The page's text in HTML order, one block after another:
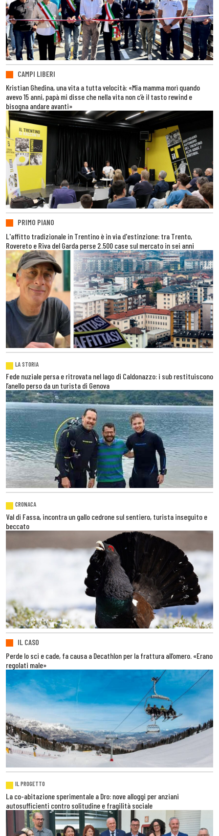
CAMPI LIBERI
Kristian Ghedina, una vita a tutta velocità: «Mia mamma morì quando
avevo 15 anni, papà mi disse che nella vita non c’è il tasto rewind e
bisogna andare avanti»
PRIMO PIANO
L'affitto tradizionale in Trentino è in via d'estinzione: tra Trento,
Rovereto e Riva del Garda perse 2.500 case sul mercato in sei anni
LA STORIA
Fede nuziale persa e ritrovata nel lago di Caldonazzo: i sub restituiscono
l’anello perso da un turista di Genova
CRONACA
Val di Fassa, incontra un gallo cedrone sul sentiero, turista inseguito e
beccato
IL CASO
Perde lo sci e cade, fa causa a Decathlon per la frattura all’omero. «Erano
regolati male»
IL PROGETTO
La co-abitazione sperimentale a Dro: nove alloggi per anziani
autosufficienti contro solitudine e fragilità sociale